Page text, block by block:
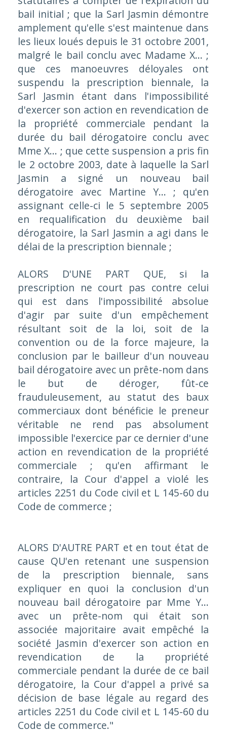
bail initial ; que la Sarl Jasmin démontre
amplement qu'elle s'est maintenue dans
les lieux loués depuis le 31 octobre 2001,
malgré le bail conclu avec Madame X... ;
que ces manoeuvres déloyales ont
suspendu la prescription biennale, la
Sarl Jasmin étant dans l'impossibilité
d'exercer son action en revendication de
la propriété commerciale pendant la
durée du bail dérogatoire conclu avec
Mme X... ; que cette suspension a pris fin
le 2 octobre 2003, date à laquelle la Sarl
Jasmin a signé un nouveau bail
dérogatoire avec Martine Y... ; qu'en
assignant celle-ci le 5 septembre 2005
en requalification du deuxième bail
dérogatoire, la Sarl Jasmin a agi dans le
délai de la prescription biennale ;
ALORS D'UNE PART QUE, si la
prescription ne court pas contre celui
qui est dans l'impossibilité absolue
d'agir par suite d'un empêchement
résultant soit de la loi, soit de la
convention ou de la force majeure, la
conclusion par le bailleur d'un nouveau
bail dérogatoire avec un prête-nom dans
le but de déroger, fût-ce
frauduleusement, au statut des baux
commerciaux dont bénéficie le preneur
véritable ne rend pas absolument
impossible l'exercice par ce dernier d'une
action en revendication de la propriété
commerciale ; qu'en affirmant le
contraire, la Cour d'appel a violé les
articles 2251 du Code civil et L 145-60 du
Code de commerce ;
ALORS D'AUTRE PART et en tout état de
cause QU'en retenant une suspension
de la prescription biennale, sans
expliquer en quoi la conclusion d'un
nouveau bail dérogatoire par Mme Y...
avec un prête-nom qui était son
associée majoritaire avait empêché la
société Jasmin d'exercer son action en
revendication de la propriété
commerciale pendant la durée de ce bail
dérogatoire, la Cour d'appel a privé sa
décision de base légale au regard des
articles 2251 du Code civil et L 145-60 du
Code de commerce."